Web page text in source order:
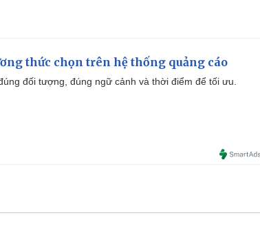
thức chọn trên hệ thống quảng cáo
đối tượng, đúng ngữ cảnh và thời điểm để tối ưu.